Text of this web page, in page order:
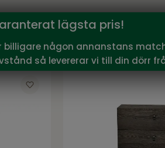
lägsta pris!
billigare någon annanstans
så levererar vi till din dörr